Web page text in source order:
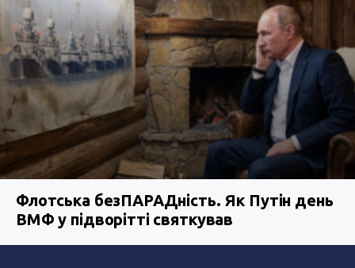
Флотська безПАРАДність. Як Путін день
ВМФ у підворітті святкував